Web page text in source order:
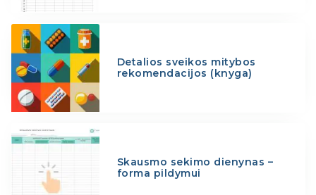
Detalios sveikos mitybos
rekomendacijos (knyga)
Skausmo sekimo dienynas –
forma pildymui